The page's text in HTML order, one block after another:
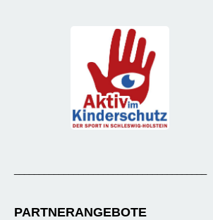
PARTNERANGEBOTE